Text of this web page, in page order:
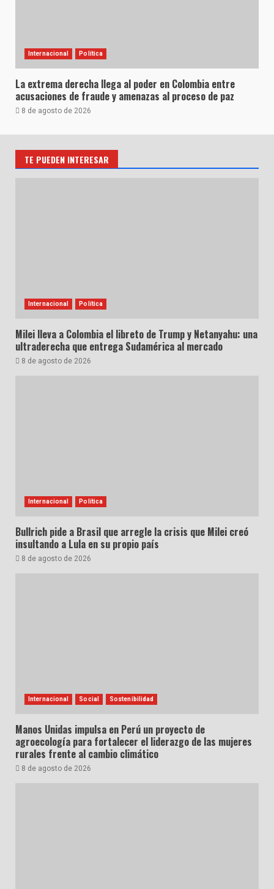
Internacional Política
La extrema derecha llega al poder en Colombia entre
acusaciones de fraude y amenazas al proceso de paz
8 de agosto de 2026
TE PUEDEN INTERESAR
Internacional Política
Milei lleva a Colombia el libreto de Trump y Netanyahu: una
ultraderecha que entrega Sudamérica al mercado
8 de agosto de 2026
Internacional Política
Bullrich pide a Brasil que arregle la crisis que Milei creó
insultando a Lula en su propio país
8 de agosto de 2026
Internacional Social Sostenibilidad
Manos Unidas impulsa en Perú un proyecto de
agroecología para fortalecer el liderazgo de las mujeres
rurales frente al cambio climático
8 de agosto de 2026